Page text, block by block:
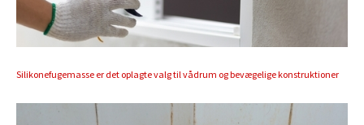
Silikonefugemasse er det oplagte valg til vådrum og bevægelige konstruktioner